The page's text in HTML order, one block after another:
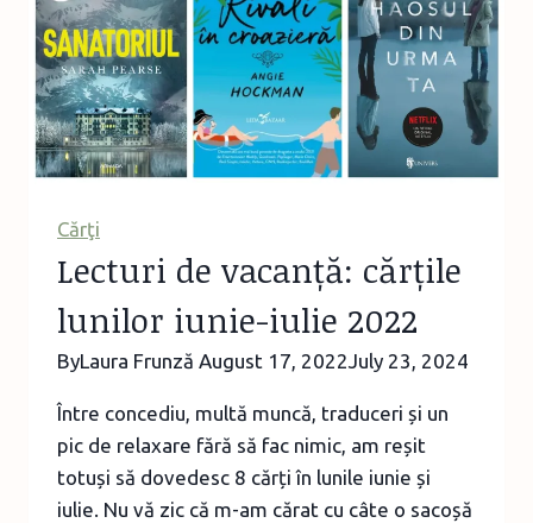
în
Țara
Făgărașului
Cărţi
Lecturi de vacanță: cărțile
lunilor iunie-iulie 2022
ByLaura Frunză August 17, 2022July 23, 2024
Între concediu, multă muncă, traduceri și un
pic de relaxare fără să fac nimic, am reșit
totuși să dovedesc 8 cărți în lunile iunie și
iulie. Nu vă zic că m-am cărat cu câte o sacoșă